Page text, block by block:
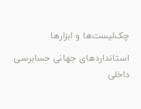
چک‌لیست‌ها و ابزارها
استانداردهای جهانی حسابرسی
داخلی